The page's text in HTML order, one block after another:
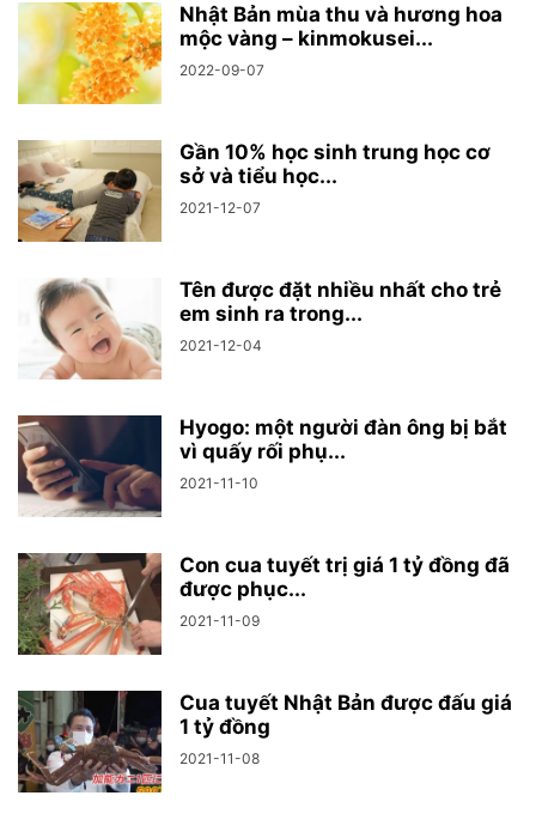
Nhật Bản mùa thu và hương hoa
mộc vàng – kinmokusei...
2022-09-07
Gần 10% học sinh trung học cơ
sở và tiểu học...
2021-12-07
Tên được đặt nhiều nhất cho trẻ
em sinh ra trong...
2021-12-04
Hyogo: một người đàn ông bị bắt
vì quấy rối phụ...
2021-11-10
Con cua tuyết trị giá 1 tỷ đồng đã
được phục...
2021-11-09
Cua tuyết Nhật Bản được đấu giá
1 tỷ đồng
2021-11-08